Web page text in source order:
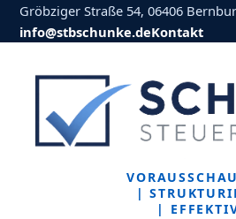
Gröbziger Straße 54, 06406
info@stbschunke.deKontakt
|
|